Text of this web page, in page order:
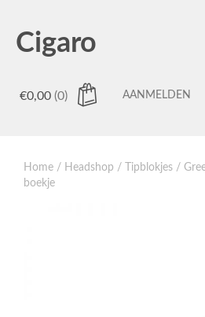
Cigaro
€0,00 (0) AANMELDEN
Home / Headshop / Tipblokjes /
boekje